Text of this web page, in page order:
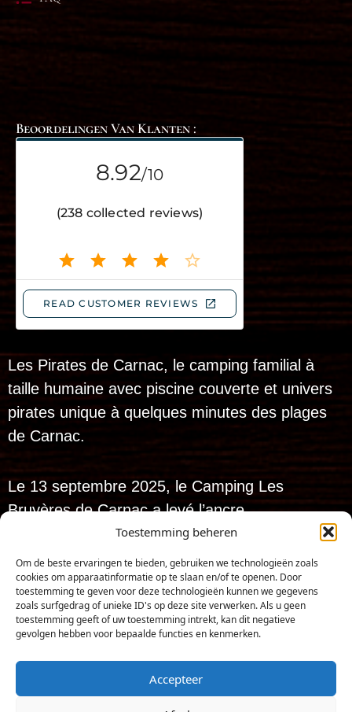
Toestemming beheren
Om de beste ervaringen te bieden, gebruiken we technologieën zoals
cookies om apparaatinformatie op te slaan en/of te openen. Door
toestemming te geven voor deze technologieën kunnen we gegevens
zoals surfgedrag of unieke ID's op deze site verwerken. Als u geen
toestemming geeft of uw toestemming intrekt, kan dit negatieve
gevolgen hebben voor bepaalde functies en kenmerken.
Accepteer
Beoordelingen Van Klanten :
Les Pirates de Carnac, le camping familial à
taille humaine avec piscine couverte et univers
pirates unique à quelques minutes des plages
de Carnac.
Le 13 septembre 2025, le Camping Les
Bruyères de Carnac a levé l’ancre…
et dès le 10 avril 2026, il a hissé son
nouveau pavillon pour devenir :
Les Pirates de
Carnac
!
Productie: Iconic-Digital.fr
Toegang tot de camping